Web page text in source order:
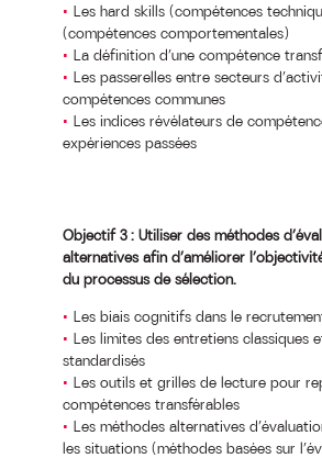
Les hard skills (compétences
(compétences comportementales)
La définition d’une compétence
Les passerelles entre secteurs
compétences communes
Les indices révélateurs de
expériences passées
Objectif 3 : Utiliser des méthodes
alternatives afin d’améliorer
du processus de sélection.
Les biais cognitifs dans le
Les limites des entretiens classiques
standardisés
Les outils et grilles de lecture pour
compétences transférables
Les méthodes alternatives
les situations (méthodes basées sur